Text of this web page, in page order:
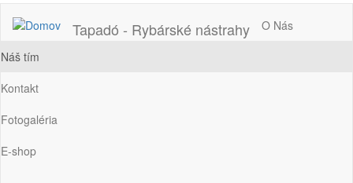
Tapadó - Rybárské nástrahy
Main
navigation
O Nás
Náš tím
Kontakt
Fotogaléria
E-shop